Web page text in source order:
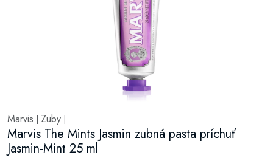
Marvis Zuby
Marvis The Mints Jasmin zubná pasta príchuť
Jasmin-Mint 25 ml